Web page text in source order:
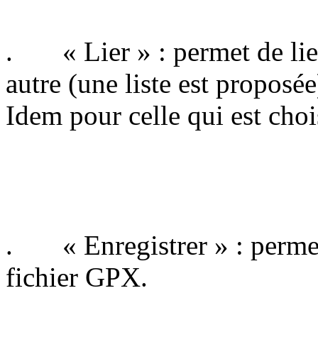
. « Lier » : permet de lier
autre (une liste est
Idem pour celle qui est
. « Enregistrer » : permet
fichier GPX.